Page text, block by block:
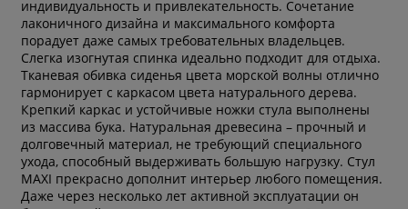
индивидуальность и привлекательность. Сочетание
лаконичного дизайна и максимального комфорта
порадует даже самых требовательных владельцев.
Слегка изогнутая спинка идеально подходит для отдыха.
Тканевая обивка сиденья цвета морской волны отлично
гармонирует с каркасом цвета натурального дерева.
Крепкий каркас и устойчивые ножки стула выполнены
из массива бука. Натуральная древесина – прочный и
долговечный материал, не требующий специального
ухода, способный выдерживать большую нагрузку. Стул
MAXI прекрасно дополнит интерьер любого помещения.
Даже через несколько лет активной эксплуатации он